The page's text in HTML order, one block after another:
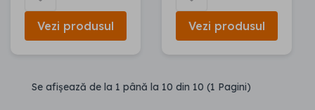
Vezi produsul Vezi produsul
Se afişează de la 1 până la 10 din 10 (1 Pagini)